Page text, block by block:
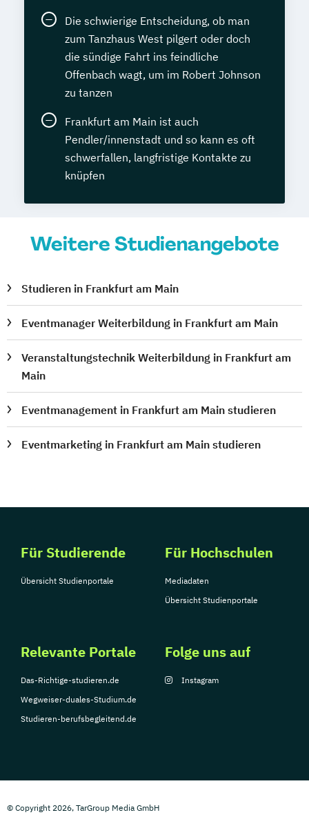
Die schwierige Entscheidung, ob man
zum Tanzhaus West pilgert oder doch
die sündige Fahrt ins feindliche
Offenbach wagt, um im Robert Johnson
zu tanzen
Frankfurt am Main ist auch
Pendler/innenstadt und so kann es oft
schwerfallen, langfristige Kontakte zu
knüpfen
Weitere Studienangebote
Studieren in Frankfurt am Main
Eventmanager Weiterbildung in Frankfurt am Main
Veranstaltungstechnik Weiterbildung in Frankfurt am
Main
Eventmanagement in Frankfurt am Main studieren
Eventmarketing in Frankfurt am Main studieren
Für Studierende
Übersicht Studienportale
Für Hochschulen
Mediadaten
Übersicht Studienportale
Relevante Portale
Das-Richtige-studieren.de
Wegweiser-duales-Studium.de
Studieren-berufsbegleitend.de
Folge uns auf
Instagram
© Copyright 2026, TarGroup Media GmbH